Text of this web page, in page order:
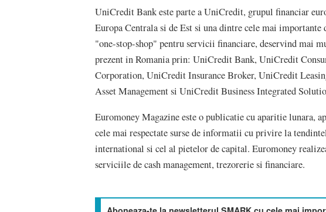
UniCredit Bank este parte a UniCredit, grupul financiar
Europa Centrala si de Est si una dintre cele mai
"one-stop-shop" pentru servicii financiare, deservind mai
prezent in Romania prin: UniCredit Bank, UniCredit
Corporation, UniCredit Insurance Broker, UniCredit
Asset Management si UniCredit Business Integrated
Euromoney Magazine este o publicatie cu aparitie lunara,
cele mai respectate surse de informatii cu privire la
international si cel al pietelor de capital. Euromoney
serviciile de cash management, trezorerie si financiare.